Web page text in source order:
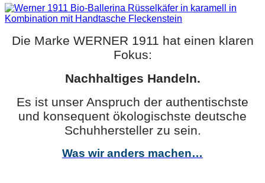
Optionen
können
derDie Marke WERNER 1911 hat einen klaren
Fokus:
Nachhaltiges Handeln.
Es ist unser Anspruch der authentischste
und konsequent ökologischste deutsche
Schuhhersteller zu sein.
Was wir anders machen…